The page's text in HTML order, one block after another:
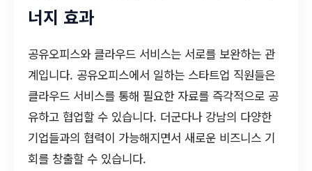
너지 효과
공유오피스와 클라우드 서비스는 서로를 보완하는 관
계입니다. 공유오피스에서 일하는 스타트업 직원들은
클라우드 서비스를 통해 필요한 자료를 즉각적으로 공
유하고 협업할 수 있습니다. 더군다나 강남의 다양한
기업들과의 협력이 가능해지면서 새로운 비즈니스 기
회를 창출할 수 있습니다.